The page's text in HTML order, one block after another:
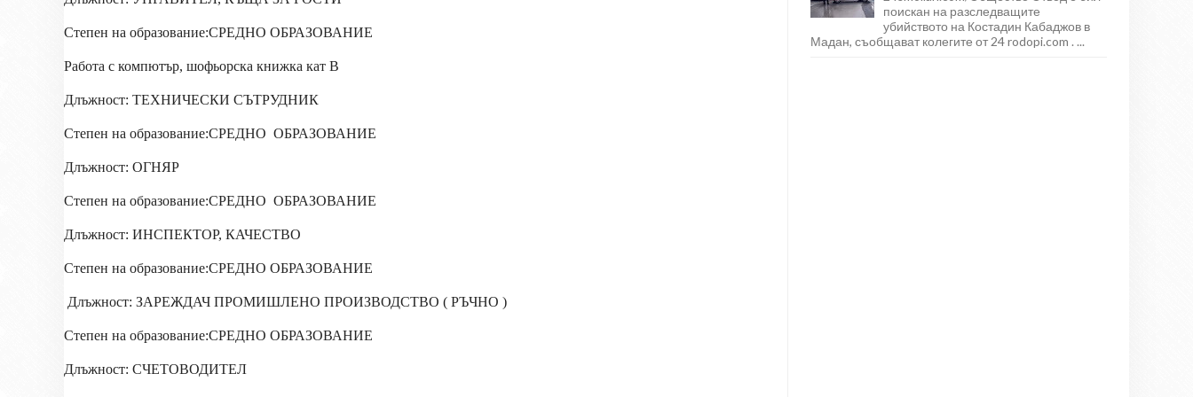
Степен на образование:СРЕДНО ОБРАЗОВАНИЕ
Работа с компютър, шофьорска книжка кат В
Длъжност: ТЕХНИЧЕСКИ СЪТРУДНИК
Степен на образование:СРЕДНО ОБРАЗОВАНИЕ
Длъжност: ОГНЯР
Степен на образование:СРЕДНО ОБРАЗОВАНИЕ
Длъжност: ИНСПЕКТОР, КАЧЕСТВО
Степен на образование:СРЕДНО ОБРАЗОВАНИЕ
Длъжност: ЗАРЕЖДАЧ ПРОМИШЛЕНО ПРОИЗВОДСТВО ( РЪЧНО )
Степен на образование:СРЕДНО ОБРАЗОВАНИЕ
Длъжност: СЧЕТОВОДИТЕЛ
поискан на разследващите
убийството на Костадин Кабаджов в
Мадан, съобщават колегите от 24 rodopi.com . ...